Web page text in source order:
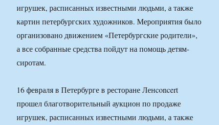
игрушек, расписанных известными людьми, а также
картин петербургских художников. Мероприятия было
организовано движением «Петербургские родители»,
а все собранные средства пойдут на помощь детям-
сиротам.
16 февраля в Петербурге в ресторане Ленconcert
прошел благотворительный аукцион по продаже
игрушек, расписанных известными людьми, а также